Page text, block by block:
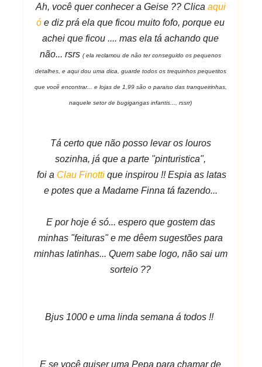
Ah, você quer conhecer a Geise ?? Clica aqui
ó e diz prá ela que ficou muito fofo, porque eu
achei que ficou .... mas ela tá achando que
não... rsrs ( ela reclamou de não ter conseguido os pequenos
detalhes, e aqui dou uma dica, guarde todos os trequinhos pequetitos
que você encontrar... e lojas de 1,99 são o paraiso das tranqueirinhas,
naquele setor de bugigangas infantis..., rssrr)
Tá certo que não posso levar os louros
sozinha, já que a parte "pinturistica",
foi a Clau Finotti que inspirou !! Espia as latas
e potes que a Madame Finna tá fazendo...
E por hoje é só... espero que gostem das
minhas "feituras" e me dêem sugestões para
minhas latinhas... Quem sabe logo, não sai um
sorteio ??
Bjus 1000 e uma linda semana á todos !!
E se você quiser uma Pepa para chamar de